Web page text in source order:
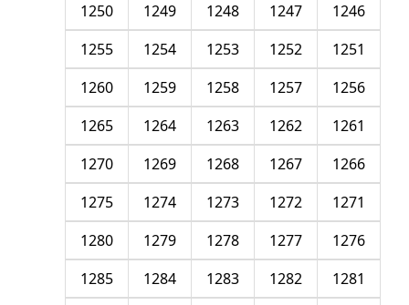
1246
1247
1248
1249
1250
1251
1252
1253
1254
1255
1256
1257
1258
1259
1260
1261
1262
1263
1264
1265
1266
1267
1268
1269
1270
1271
1272
1273
1274
1275
1276
1277
1278
1279
1280
1281
1282
1283
1284
1285